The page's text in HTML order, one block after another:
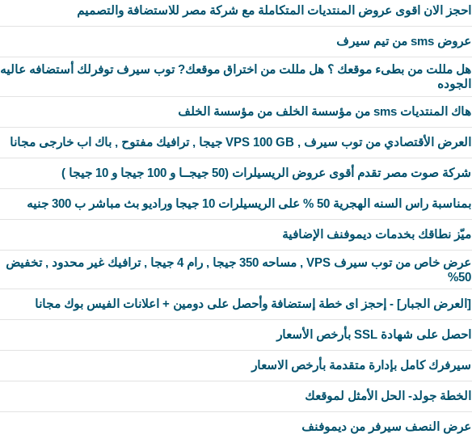
احجز الان اقوى عروض المنتديات المتكاملة مع شركة مصر للاستضافة والتصميم
عروض sms من تيم سيرف
هل مللت من بطىء موقعك ؟ هل مللت من اختراق موقعك? توب سيرف توفرلك أستضافه عاليه
الجوده
هاك المنتديات sms من مؤسسة الخلف من مؤسسة الخلف
العرض الأقتصادي من توب سيرف , VPS 100 GB جيجا , ترافيك مفتوح , باك اب خارجى مجانا
شركة صوت مصر تقدم أقوى عروض الريسيلرات (50 جيجــا و 100 جيجا و 10 جيجا )
بمناسبة راس السنه الهجرية 50 % على الريسيلرات 10 جيجا وراديو بث مباشر ب 300 جنيه
ميّز نطاقك بخدمات ديموفنف الإضافية
عرض خاص من توب سيرف VPS , مساحه 350 جيجا , رام 4 جيجا , ترافيك غير محدود , تخفيض
50%
[العرض الجبار] - إحجز اى خطة إستضافة وأحصل على دومين + اعلانات الفيس بوك مجانا
احصل على شهادة SSL بأرخص الأسعار
سيرفرك كامل بإدارة متقدمة بأرخص الاسعار
الخطة جولد- الحل الأمثل لموقعك
عرض النصف سيرفر من ديموفنف